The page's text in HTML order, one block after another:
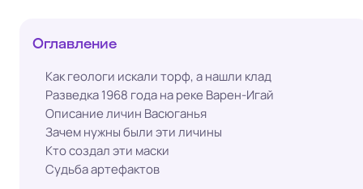
Оглавление
Как геологи искали торф, а нашли клад
Разведка 1968 года на реке Варен-Игай
Описание личин Васюганья
Зачем нужны были эти личины
Кто создал эти маски
Судьба артефактов